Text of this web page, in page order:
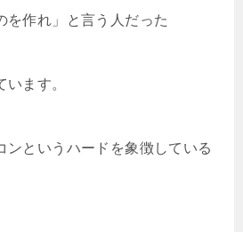
を作れ」と言う人だった
ます。
ンというハードを象徴している